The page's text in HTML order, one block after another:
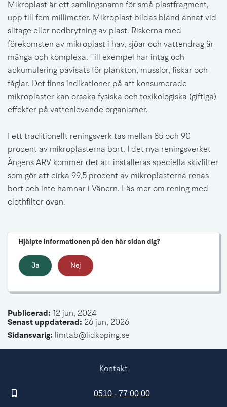
Mikroplast är ett samlingsnamn för små plastfragment,
upp till fem millimeter. Mikroplast bildas bland annat vid
slitage eller nedbrytning av plast. Riskerna med
förekomsten av mikroplast i hav, sjöar och vattendrag är
många och komplexa. Till exempel har intag och
ackumulering påvisats för plankton, musslor, fiskar och
fåglar. Det finns indikationer på att konsumerade
mikroplaster kan orsaka fysiska och toxikologiska (giftiga)
effekter på vattenlevande organismer.
I ett traditionellt reningsverk tas mellan 85 och 90
procent av mikroplasterna bort. I det nya reningsverket
Ängens ARV kommer det att installeras speciella skivfilter
som gör att cirka 99,5 procent av mikroplasterna renas
bort och inte hamnar i Vänern. Läs mer om rening med
clothfilter ovan.
Hjälpte informationen på den här sidan dig?
Ja Nej
Publicerad:
12 jun, 2024
Senast uppdaterad: 26 jun, 2026
Sidansvarig: limtab@lidkoping.se
Kontakt
0510 - 77 00 00